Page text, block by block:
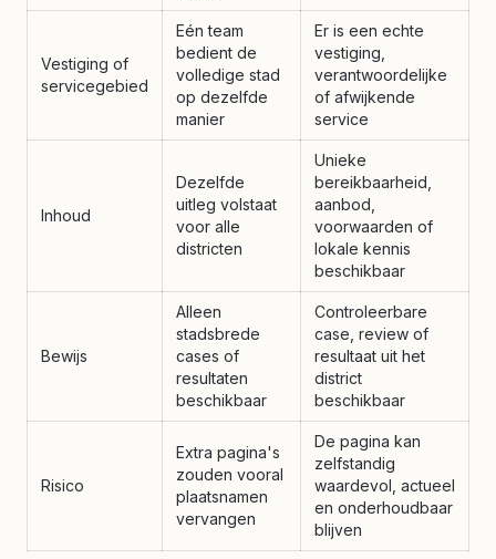
Vestiging of
servicegebied
Eén team
bedient de
volledige stad
op dezelfde
manier
Er is een echte
vestiging,
verantwoordelijke
of afwijkende
service
Inhoud
Dezelfde
uitleg volstaat
voor alle
districten
Unieke
bereikbaarheid,
aanbod,
voorwaarden of
lokale kennis
beschikbaar
Bewijs
Alleen
stadsbrede
cases of
resultaten
beschikbaar
Controleerbare
case, review of
resultaat uit het
district
beschikbaar
Risico
Extra pagina's
zouden vooral
plaatsnamen
vervangen
De pagina kan
zelfstandig
waardevol, actueel
en onderhoudbaar
blijven